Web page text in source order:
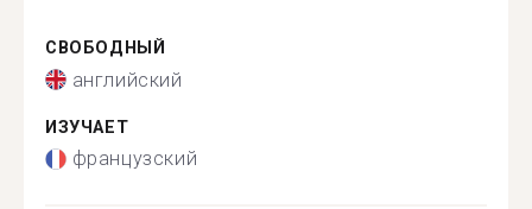
СВОБОДНЫЙ
английский
ИЗУЧАЕТ
французский